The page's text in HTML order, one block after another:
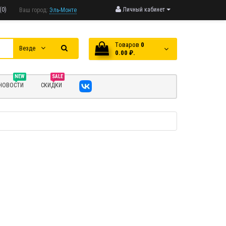
Личный кабинет
Ваш город: Эль-Монте
Везде Tоваров 0
0.00 ₽.
NEW SALE
СКИДКИ